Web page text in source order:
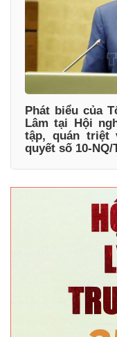
Phát biểu của
Lâm tại Hội
tập, quán triệt
quyết số 10-NQ/